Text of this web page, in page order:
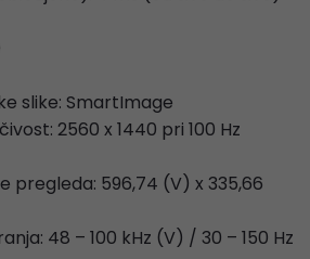
slike: SmartImage
2560 x 1440 pri 100 Hz
pregleda: 596,74 (V) x 335,66
48 – 100 kHz (V) / 30 – 150 Hz